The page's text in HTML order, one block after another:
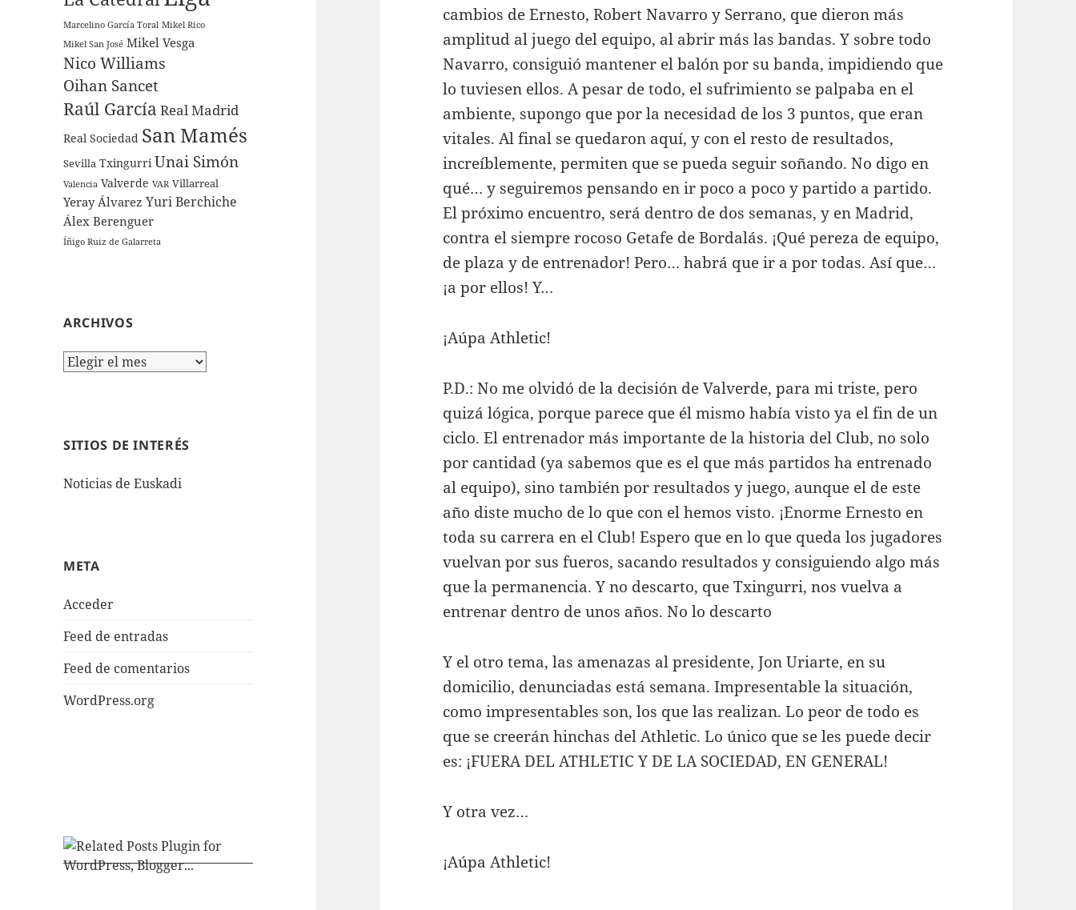
Marcelino García Toral Mikel Rico
Mikel San José Mikel Vesga
Nico Williams
Oihan Sancet
Raúl García Real Madrid
Real Sociedad San Mamés
Sevilla Txingurri Unai Simón
Valencia Valverde VAR Villarreal
Yeray Álvarez Yuri Berchiche
Álex Berenguer
Íñigo Ruiz de Galarreta
ARCHIVOS
Archivos
SITIOS DE INTERÉS
Noticias de Euskadi
META
Acceder
Feed de entradas
Feed de comentarios
WordPress.org
cambios de Ernesto, Robert Navarro y Serrano, que dieron más
amplitud al juego del equipo, al abrir más las bandas. Y sobre todo
Navarro, consiguió mantener el balón por su banda, impidiendo que
lo tuviesen ellos. A pesar de todo, el sufrimiento se palpaba en el
ambiente, supongo que por la necesidad de los 3 puntos, que eran
vitales. Al final se quedaron aquí, y con el resto de resultados,
increíblemente, permiten que se pueda seguir soñando. No digo en
qué… y seguiremos pensando en ir poco a poco y partido a partido.
El próximo encuentro, será dentro de dos semanas, y en Madrid,
contra el siempre rocoso Getafe de Bordalás. ¡Qué pereza de equipo,
de plaza y de entrenador! Pero… habrá que ir a por todas. Así que…
¡a por ellos! Y…
¡Aúpa Athletic!
P.D.: No me olvidó de la decisión de Valverde, para mi triste, pero
quizá lógica, porque parece que él mismo había visto ya el fin de un
ciclo. El entrenador más importante de la historia del Club, no solo
por cantidad (ya sabemos que es el que más partidos ha entrenado
al equipo), sino también por resultados y juego, aunque el de este
año diste mucho de lo que con el hemos visto. ¡Enorme Ernesto en
toda su carrera en el Club! Espero que en lo que queda los jugadores
vuelvan por sus fueros, sacando resultados y consiguiendo algo más
que la permanencia. Y no descarto, que Txingurri, nos vuelva a
entrenar dentro de unos años. No lo descarto
Y el otro tema, las amenazas al presidente, Jon Uriarte, en su
domicilio, denunciadas está semana. Impresentable la situación,
como impresentables son, los que las realizan. Lo peor de todo es
que se creerán hinchas del Athletic. Lo único que se les puede decir
es: ¡FUERA DEL ATHLETIC Y DE LA SOCIEDAD, EN GENERAL!
Y otra vez…
¡Aúpa Athletic!